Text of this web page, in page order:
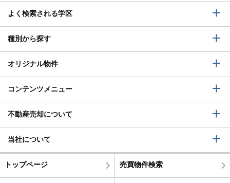
よく検索される学区
種別から探す
オリジナル物件
コンテンツメニュー
不動産売却について
当社について
トップページ 売買物件検索